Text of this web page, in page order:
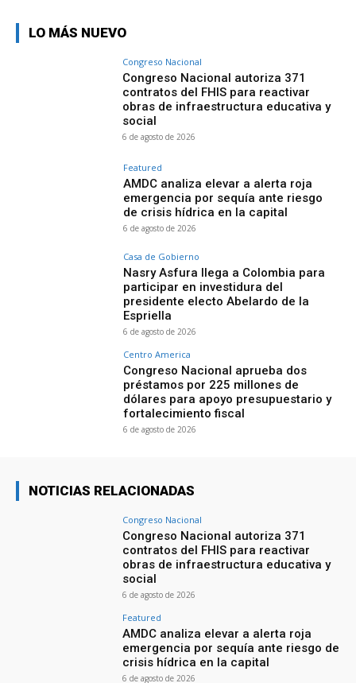
LO MÁS NUEVO
Congreso Nacional
Congreso Nacional autoriza 371
contratos del FHIS para reactivar
obras de infraestructura educativa y
social
6 de agosto de 2026
Featured
AMDC analiza elevar a alerta roja
emergencia por sequía ante riesgo
de crisis hídrica en la capital
6 de agosto de 2026
Casa de Gobierno
Nasry Asfura llega a Colombia para
participar en investidura del
presidente electo Abelardo de la
Espriella
6 de agosto de 2026
Centro America
Congreso Nacional aprueba dos
préstamos por 225 millones de
dólares para apoyo presupuestario y
fortalecimiento fiscal
6 de agosto de 2026
NOTICIAS RELACIONADAS
Congreso Nacional
Congreso Nacional autoriza 371
contratos del FHIS para reactivar
obras de infraestructura educativa y
social
6 de agosto de 2026
Featured
AMDC analiza elevar a alerta roja
emergencia por sequía ante riesgo de
crisis hídrica en la capital
6 de agosto de 2026